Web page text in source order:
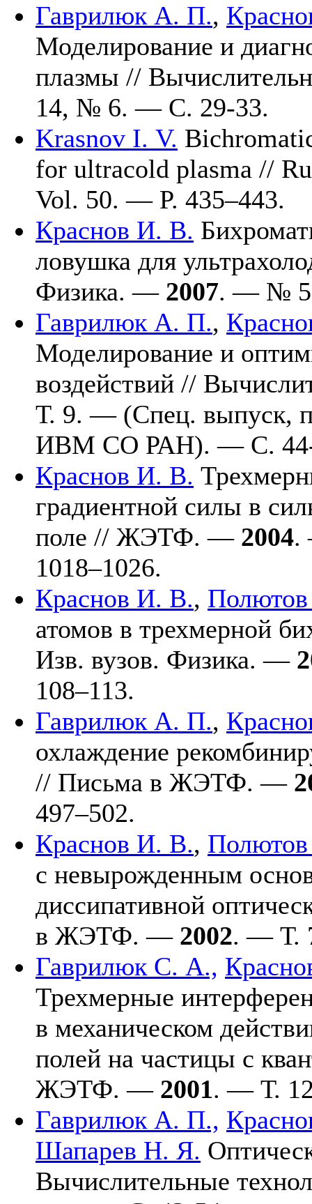
Гаврилюк А. П.,
Моделирование и
плазмы //
14, № 6. — С. 29-33.
Krasnov I. V.
for ultracold plasma //
Vol. 50. — P. 435–443.
Краснов И. В.
ловушка для
Физика. — 2007. — №
Гаврилюк А. П.,
Моделирование и
воздействий //
Т. 9. — (Спец. выпуск,
ИВМ СО РАН). — С.
Краснов И. В.
градиентной силы в
поле // ЖЭТФ. — 2004.
1018–1026.
Краснов И. В.,
атомов в трехмерной
Изв. вузов. Физика. —
108–113.
Гаврилюк А. П.,
охлаждение
// Письма в ЖЭТФ. —
497–502.
Краснов И. В.,
с невырожденным
диссипативной
в ЖЭТФ. — 2002. — Т.
Гаврилюк С. А.,
Трехмерные
в механическом
полей на частицы с
ЖЭТФ. — 2001. — Т.
Гаврилюк А. П.,
Шапарев Н. Я.
Вычислительные